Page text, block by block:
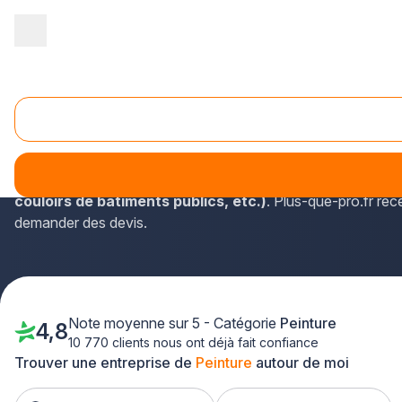
Peinture Draveil (91210)
En Île-de-France, les informations de contact des peintres
Avec ces peintres en bâtiment autour de chez vous, vous
couloirs de bâtiments publics, etc.). Plus-que-pro.fr
demander des devis.
Trouver une entreprise de Peinture autour de moi
4,8Note moyenne sur 5 - Catégorie Peinture
10 770 clients nous ont déjà fait confiance